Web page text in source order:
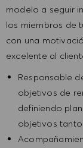
modelo a seguir
los miembros de
con una
excelente al
Responsable
objetivos de
definiendo
objetivos